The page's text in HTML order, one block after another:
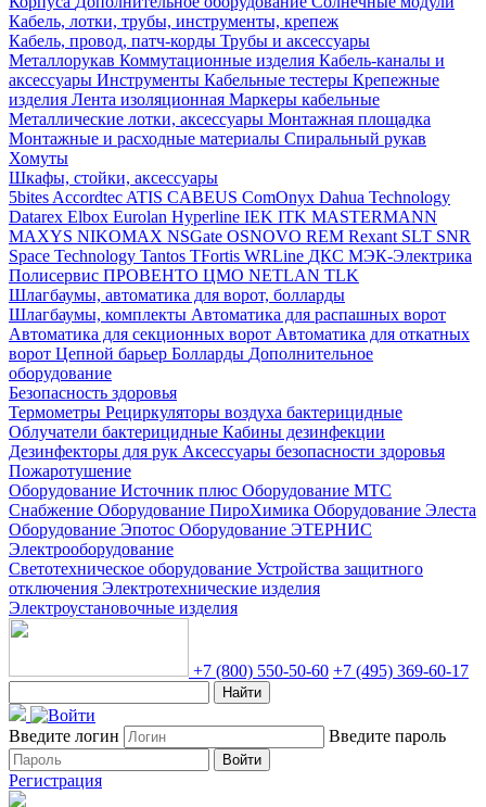
Кабель, лотки, трубы, инструменты, крепеж
Кабель, провод, патч-корды Трубы и аксессуары
Металлорукав Коммутационные изделия Кабель-каналы и
аксессуары Инструменты Кабельные тестеры Крепежные
изделия Лента изоляционная Маркеры кабельные
Металлические лотки, аксессуары Монтажная площадка
Монтажные и расходные материалы Спиральный рукав
Хомуты
Шкафы, стойки, аксессуары
5bites Accordtec ATIS CABEUS ComOnyx Dahua Technology
Datarex Elbox Eurolan Hyperline IEK ITK MASTERMANN
MAXYS NIKOMAX NSGate OSNOVO REM Rexant SLT SNR
Space Technology Tantos TFortis WRLine ДКС МЭК-Электрика
Полисервис ПРОВЕНТО ЦМО NETLAN TLK
Шлагбаумы, автоматика для ворот, болларды
Шлагбаумы, комплекты Автоматика для распашных ворот
Автоматика для секционных ворот Автоматика для откатных
ворот Цепной барьер Болларды Дополнительное
оборудование
Безопасность здоровья
Термометры Рециркуляторы воздуха бактерицидные
Облучатели бактерицидные Кабины дезинфекции
Дезинфекторы для рук Аксессуары безопасности здоровья
Пожаротушение
Оборудование Источник плюс Оборудование МТС
Снабжение Оборудование ПироХимика Оборудование Элеста
Оборудование Эпотос Оборудование ЭТЕРНИС
Электрооборудование
Светотехническое оборудование Устройства защитного
отключения Электротехнические изделия
Электроустановочные изделия
+7 (800) 550-50-60 +7 (495) 369-60-17
Найти
Введите логин Введите пароль
Войти
Регистрация